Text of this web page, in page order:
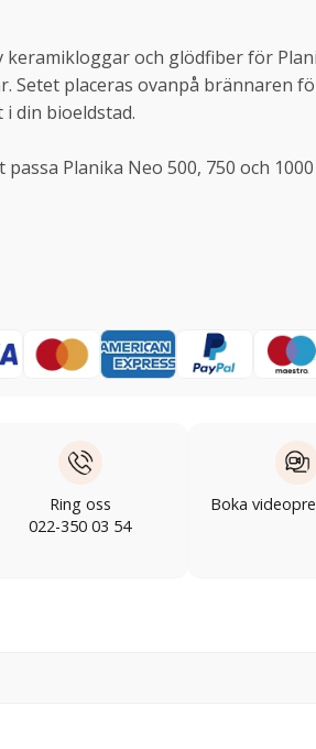
keramikloggar och glödfiber för
Setet placeras ovanpå brännaren
din bioeldstad.
Planika Neo 500, 750 och 1000
Ring oss
022-350 03 54
Boka